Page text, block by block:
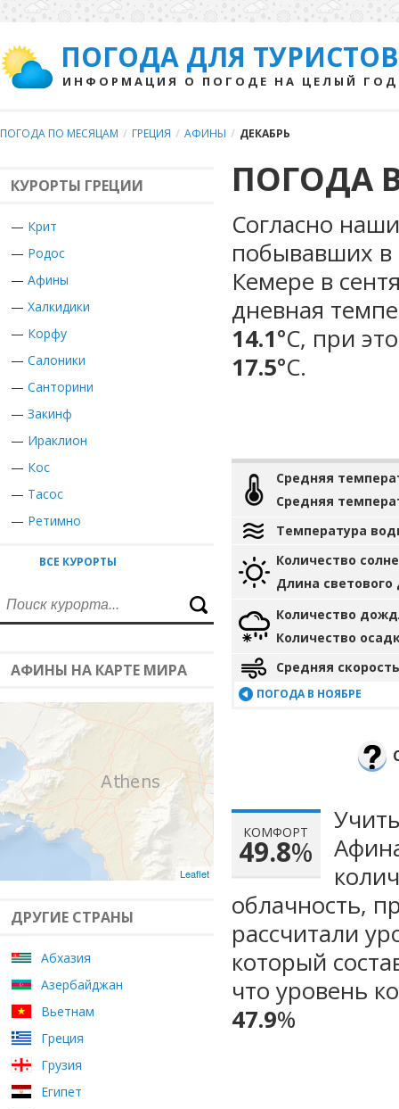
ПОГОДА ДЛЯ ТУРИСТОВ
ИНФОРМАЦИЯ О ПОГОДЕ НА ЦЕЛЫЙ ГОД
ПОГОДА ПО МЕСЯЦАМ / ГРЕЦИЯ / АФИНЫ / ДЕКАБРЬ
КУРОРТЫ ГРЕЦИИ
— Крит
— Родос
— Афины
— Халкидики
— Корфу
— Салоники
— Санторини
— Закинф
— Ираклион
— Кос
— Тасос
— Ретимно
ВСЕ КУРОРТЫ
АФИНЫ НА КАРТЕ МИРА
Leaflet
ДРУГИЕ СТРАНЫ
Абхазия
Азербайджан
Вьетнам
Греция
Грузия
Египет
ПОГОДА
Согласно
побывавших в
Кемере в
дневная
14.1°С, при
17.5°С.
Средняя
Средняя
Температура
Количество
Длина светового
Количество
Количество
Средняя
ПОГОДА В НОЯБРЕ
КОМФОРТ
49.8%
облачность,
рассчитали
который
что уровень
47.9%